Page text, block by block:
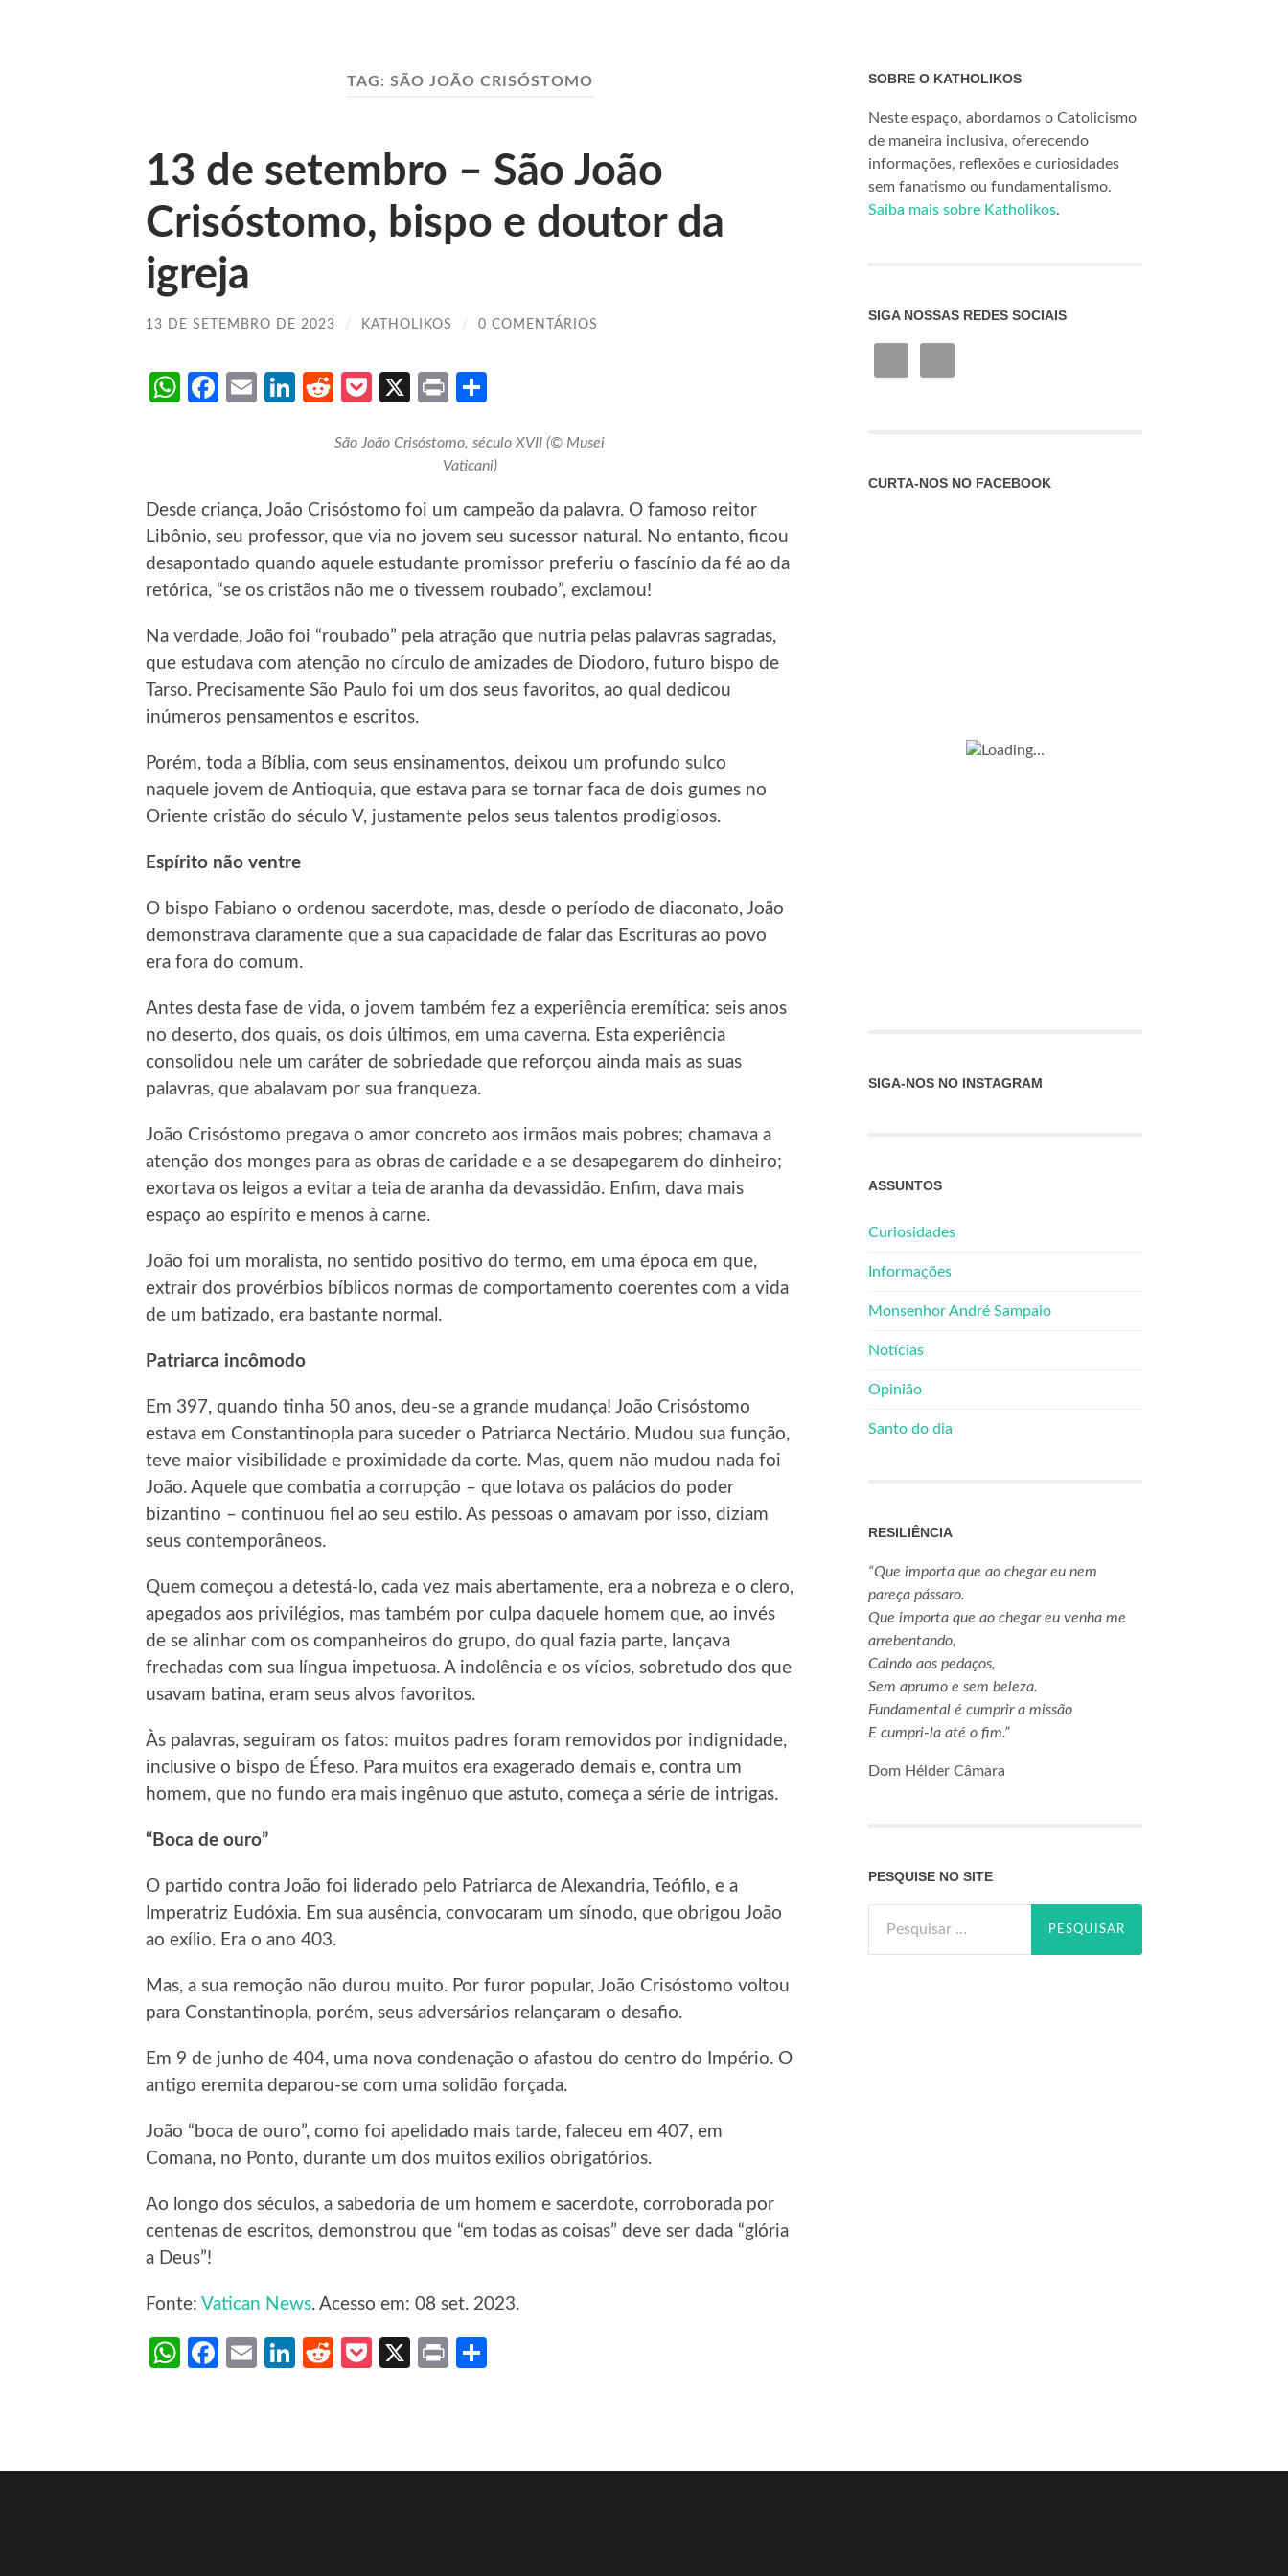
TAG: SÃO JOÃO CRISÓSTOMO
13 de setembro – São João
Crisóstomo, bispo e doutor da
igreja
13 DE SETEMBRO DE 2023 / KATHOLIKOS / 0 COMENTÁRIOS
WhatsApp
Facebook
EmailLinkedIn
RedditPocket
X Print
São João Crisóstomo, século XVII (© Musei
Vaticani)
Desde criança, João Crisóstomo foi um campeão da palavra. O famoso reitor
Libônio, seu professor, que via no jovem seu sucessor natural. No entanto, ficou
desapontado quando aquele estudante promissor preferiu o fascínio da fé ao da
retórica, “se os cristãos não me o tivessem roubado”, exclamou!
Na verdade, João foi “roubado” pela atração que nutria pelas palavras sagradas,
que estudava com atenção no círculo de amizades de Diodoro, futuro bispo de
Tarso. Precisamente São Paulo foi um dos seus favoritos, ao qual dedicou
inúmeros pensamentos e escritos.
Porém, toda a Bíblia, com seus ensinamentos, deixou um profundo sulco
naquele jovem de Antioquia, que estava para se tornar faca de dois gumes no
Oriente cristão do século V, justamente pelos seus talentos prodigiosos.
Espírito não ventre
O bispo Fabiano o ordenou sacerdote, mas, desde o período de diaconato, João
demonstrava claramente que a sua capacidade de falar das Escrituras ao povo
era fora do comum.
Antes desta fase de vida, o jovem também fez a experiência eremítica: seis anos
no deserto, dos quais, os dois últimos, em uma caverna. Esta experiência
consolidou nele um caráter de sobriedade que reforçou ainda mais as suas
palavras, que abalavam por sua franqueza.
João Crisóstomo pregava o amor concreto aos irmãos mais pobres; chamava a
atenção dos monges para as obras de caridade e a se desapegarem do dinheiro;
exortava os leigos a evitar a teia de aranha da devassidão. Enfim, dava mais
espaço ao espírito e menos à carne.
João foi um moralista, no sentido positivo do termo, em uma época em que,
extrair dos provérbios bíblicos normas de comportamento coerentes com a vida
de um batizado, era bastante normal.
Patriarca incômodo
Em 397, quando tinha 50 anos, deu-se a grande mudança! João Crisóstomo
estava em Constantinopla para suceder o Patriarca Nectário. Mudou sua função,
teve maior visibilidade e proximidade da corte. Mas, quem não mudou nada foi
João. Aquele que combatia a corrupção – que lotava os palácios do poder
bizantino – continuou fiel ao seu estilo. As pessoas o amavam por isso, diziam
seus contemporâneos.
Quem começou a detestá-lo, cada vez mais abertamente, era a nobreza e o clero,
apegados aos privilégios, mas também por culpa daquele homem que, ao invés
de se alinhar com os companheiros do grupo, do qual fazia parte, lançava
frechadas com sua língua impetuosa. A indolência e os vícios, sobretudo dos que
usavam batina, eram seus alvos favoritos.
Às palavras, seguiram os fatos: muitos padres foram removidos por indignidade,
inclusive o bispo de Éfeso. Para muitos era exagerado demais e, contra um
homem, que no fundo era mais ingênuo que astuto, começa a série de intrigas.
“Boca de ouro”
O partido contra João foi liderado pelo Patriarca de Alexandria, Teófilo, e a
Imperatriz Eudóxia. Em sua ausência, convocaram um sínodo, que obrigou João
ao exílio. Era o ano 403.
Mas, a sua remoção não durou muito. Por furor popular, João Crisóstomo voltou
para Constantinopla, porém, seus adversários relançaram o desafio.
Em 9 de junho de 404, uma nova condenação o afastou do centro do Império. O
antigo eremita deparou-se com uma solidão forçada.
João “boca de ouro”, como foi apelidado mais tarde, faleceu em 407, em
Comana, no Ponto, durante um dos muitos exílios obrigatórios.
Ao longo dos séculos, a sabedoria de um homem e sacerdote, corroborada por
centenas de escritos, demonstrou que “em todas as coisas” deve ser dada “glória
a Deus”!
Fonte: Vatican News. Acesso em: 08 set. 2023.
WhatsApp
Facebook
EmailLinkedIn
RedditPocket
X Print
SOBRE O KATHOLIKOS
Neste espaço, abordamos o Catolicismo
de maneira inclusiva, oferecendo
informações, reflexões e curiosidades
sem fanatismo ou fundamentalismo.
Saiba mais sobre Katholikos.
SIGA NOSSAS REDES SOCIAIS
CURTA-NOS NO FACEBOOK
SIGA-NOS NO INSTAGRAM
ASSUNTOS
Curiosidades
Informações
Monsenhor André Sampaio
Notícias
Opinião
Santo do dia
RESILIÊNCIA
“Que importa que ao chegar eu nem
pareça pássaro.
Que importa que ao chegar eu venha me
arrebentando,
Caindo aos pedaços,
Sem aprumo e sem beleza.
Fundamental é cumprir a missão
E cumpri-la até o fim.”
Dom Hélder Câmara
PESQUISE NO SITE
por: